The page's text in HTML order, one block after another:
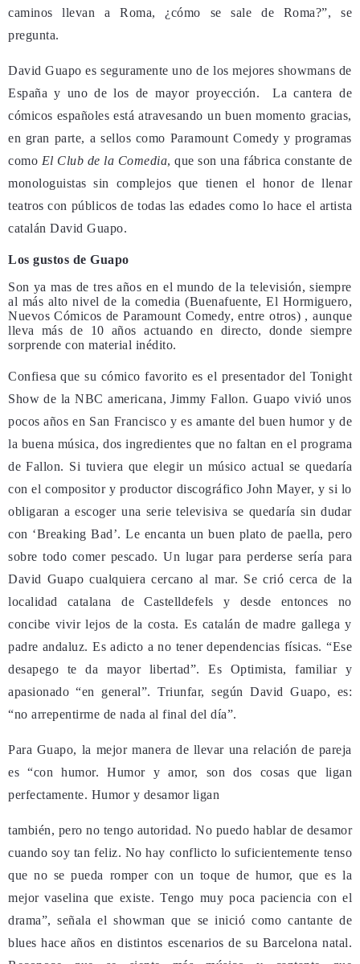
caminos llevan a Roma, ¿cómo se sale de Roma?”, se
pregunta.
David Guapo es seguramente uno de los mejores showmans de
España y uno de los de mayor proyección. La cantera de
cómicos españoles está atravesando un buen momento gracias,
en gran parte, a sellos como Paramount Comedy y programas
como El Club de la Comedia, que son una fábrica constante de
monologuistas sin complejos que tienen el honor de llenar
teatros con públicos de todas las edades como lo hace el artista
catalán David Guapo.
Los gustos de Guapo
Son ya mas de tres años en el mundo de la televisión, siempre
al más alto nivel de la comedia (Buenafuente, El Hormiguero,
Nuevos Cómicos de Paramount Comedy, entre otros) , aunque
lleva más de 10 años actuando en directo, donde siempre
sorprende con material inédito.
Confiesa que su cómico favorito es el presentador del Tonight
Show de la NBC americana, Jimmy Fallon. Guapo vivió unos
pocos años en San Francisco y es amante del buen humor y de
la buena música, dos ingredientes que no faltan en el programa
de Fallon. Si tuviera que elegir un músico actual se quedaría
con el compositor y productor discográfico John Mayer, y si lo
obligaran a escoger una serie televisiva se quedaría sin dudar
con ‘Breaking Bad’. Le encanta un buen plato de paella, pero
sobre todo comer pescado. Un lugar para perderse sería para
David Guapo cualquiera cercano al mar. Se crió cerca de la
localidad catalana de Castelldefels y desde entonces no
concibe vivir lejos de la costa. Es catalán de madre gallega y
padre andaluz.Es adicto a no tener dependencias físicas. “Ese
desapego te da mayor libertad”. Es Optimista, familiar y
apasionado “en general”. Triunfar, según David Guapo, es:
“no arrepentirme de nada al final del día”.
Para Guapo, la mejor manera de llevar una relación de pareja
es “con humor. Humor y amor, son dos cosas que ligan
perfectamente. Humor y desamor ligan
también, pero no tengo autoridad. No puedo hablar de desamor
cuando soy tan feliz. No hay conflicto lo suficientemente tenso
que no se pueda romper con un toque de humor, que es la
mejor vaselina que existe. Tengo muy poca paciencia con el
drama”, señala el showman que se inició como cantante de
blues hace años en distintos escenarios de su Barcelona natal.